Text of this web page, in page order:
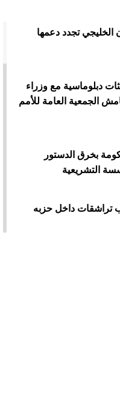
تجدد دعمها
دبلوماسية مع وزراء
الجمعية العامة للأمم
بخرق الدستور
التشريعية
تراشقات داخل حزبه